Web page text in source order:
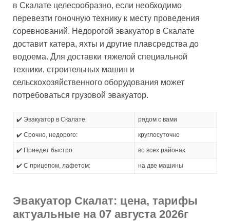
в Скалате целесообразно, если необходимо
перевезти гоночную технику к месту проведения
соревнований. Недорогой эвакуатор в Скалате
доставит катера, яхты и другие плавсредства до
водоема. Для доставки тяжелой специальной
техники, строительных машин и
сельскохозяйственного оборудования может
потребоваться грузовой эвакуатор.
✔️ Эвакуатор в Скалате: рядом с вами
✔️ Срочно, недорого: круглосуточно
✔️ Приедет быстро: во всех районах
✔️ С прицепом, лафетом: на две машины
Эвакуатор Скалат: цена, тарифы
актуальные на 07 августа 2026г